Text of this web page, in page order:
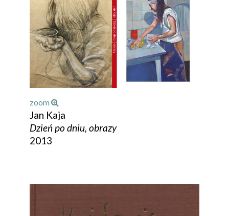
zoom
Jan Kaja
Dzień po dniu, obrazy
2013